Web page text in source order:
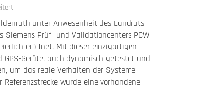
unter Anwesenheit des Landrats
Siemens Prüf- und Validationcenters PCW
eröffnet. Mit dieser einzigartigen
Geräte, auch dynamisch getestet und
um das reale Verhalten der Systeme
wurde eine vorhandene